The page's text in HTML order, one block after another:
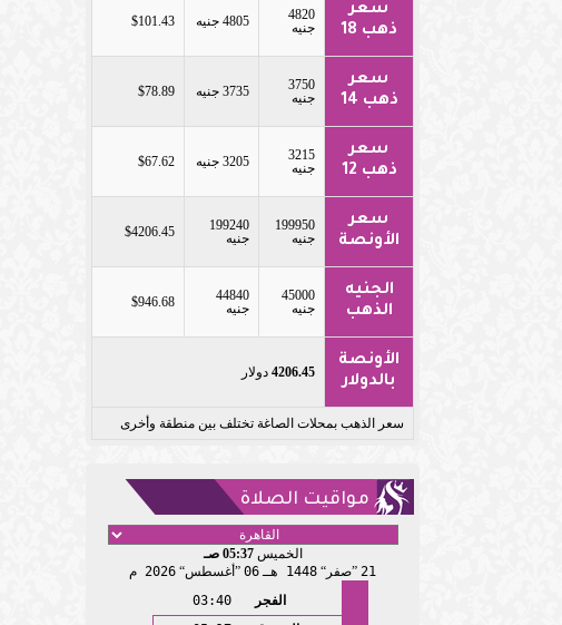
سعر
ذهب 18
4820
جنيه
4805 جنيه $101.43
سعر
ذهب 14
3750
جنيه
3735 جنيه $78.89
سعر
ذهب 12
3215
جنيه
3205 جنيه $67.62
سعر
الأونصة
199950
جنيه
199240
جنيه
$4206.45
الجنيه
الذهب
45000
جنيه
44840
جنيه
$946.68
الأونصة
بالدولار
4206.45 دولار
سعر الذهب بمحلات الصاغة تختلف بين منطقة وأخرى
مواقيت الصلاة
الخميس05:37 صـ
21 صفر 1448 هـ 06 أغسطس 2026 م
الفجر
03:40